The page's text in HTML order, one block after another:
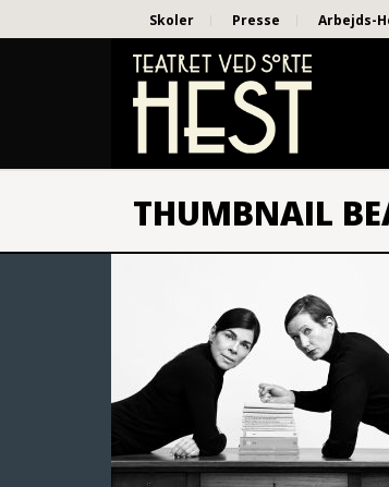
Skoler Presse Arbejds-
THUMBNAIL